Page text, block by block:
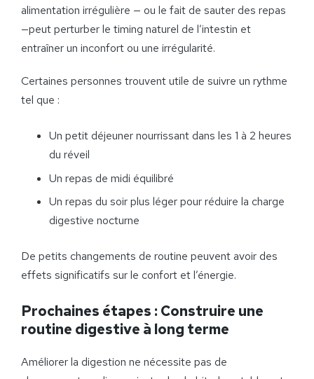
alimentation irrégulière — ou le fait de sauter des repas
—peut perturber le timing naturel de l’intestin et
entraîner un inconfort ou une irrégularité.
Certaines personnes trouvent utile de suivre un rythme
tel que :
Un petit déjeuner nourrissant dans les 1 à 2 heures
du réveil
Un repas de midi équilibré
Un repas du soir plus léger pour réduire la charge
digestive nocturne
De petits changements de routine peuvent avoir des
effets significatifs sur le confort et l’énergie.
Prochaines étapes : Construire une
routine digestive à long terme
Améliorer la digestion ne nécessite pas de